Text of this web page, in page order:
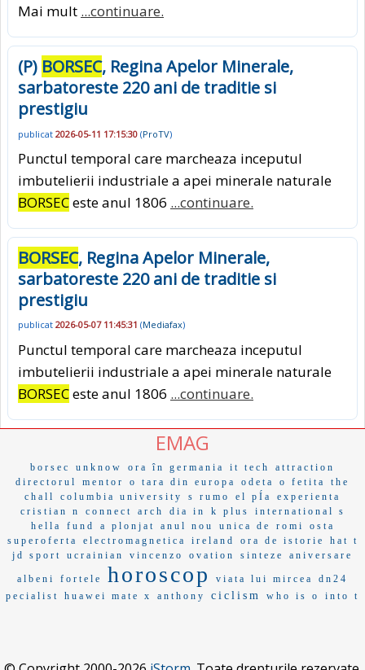
Mai mult ...continuare.
(P) BORSEC, Regina Apelor Minerale,
sarbatoreste 220 ani de traditie si
prestigiu
publicat 2026-05-11 17:15:30 (ProTV)
Punctul temporal care marcheaza inceputul
imbutelierii industriale a apei minerale naturale
BORSECeste anul 1806 ...continuare.
BORSEC, Regina Apelor Minerale,
sarbatoreste 220 ani de traditie si
prestigiu
publicat 2026-05-07 11:45:31 (Mediafax)
Punctul temporal care marcheaza inceputul
imbutelierii industriale a apei minerale naturale
BORSECeste anul 1806 ...continuare.
EMAG
borsec unknow ora în germania it tech
attraction
directorul
mentor o tara din europa odeta o fetita
the
chall
columbia university s rumo el pÍa
experienta
cristian n
connect arch dia in k plus
international s
hella
fund a plonjat anul nou unica de romi
osta
superoferta
electromagnetica ireland ora de istorie
hat t
jd sport
ucrainian vincenzo ovation sinteze aniversare
albeni fortele horoscop viata lui mircea
dn24
pecialist
huawei mate x anthony ciclism who is o into t